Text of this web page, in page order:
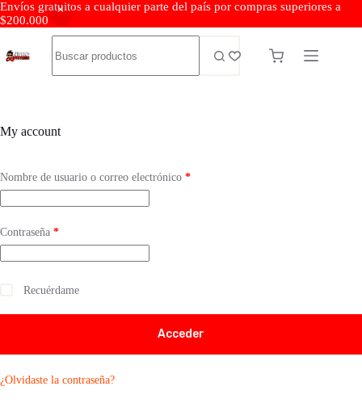
Envíos gratuitos a cualquier parte del país por compras superiores a
$200.000
My account
Nombre de usuario o correo electrónico *
Contraseña *
Recuérdame
Acceder
¿Olvidaste la contraseña?